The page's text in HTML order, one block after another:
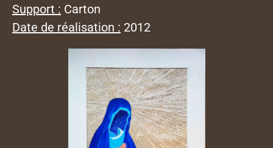
Support : Carton
Date de réalisation : 2012